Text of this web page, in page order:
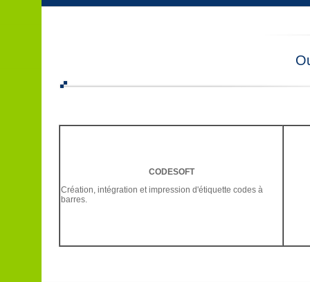
CODESOFT
Création, intégration et impression d'étiquette codes à
barres.